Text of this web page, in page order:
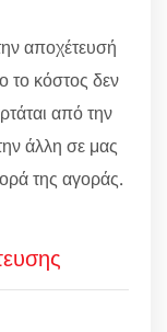
αποχέτευσή
το κόστος δεν
από την
άλλη σε μας
της αγοράς.